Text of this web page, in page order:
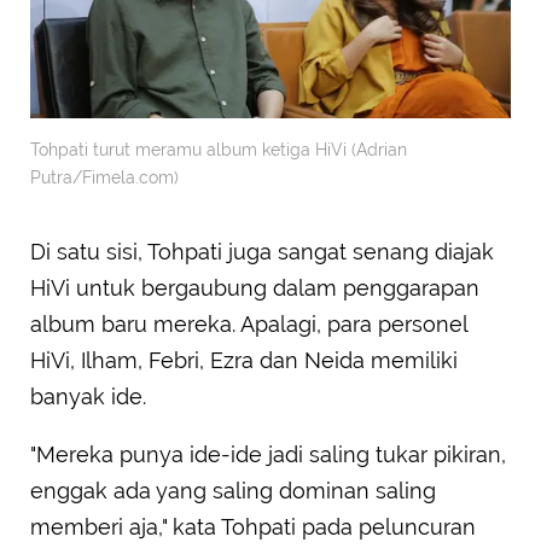
Tohpati turut meramu album ketiga HiVi (Adrian
Putra/Fimela.com)
Di satu sisi, Tohpati juga sangat senang diajak
HiVi untuk bergaubung dalam penggarapan
album baru mereka. Apalagi, para personel
HiVi, Ilham, Febri, Ezra dan Neida memiliki
banyak ide.
"Mereka punya ide-ide jadi saling tukar pikiran,
enggak ada yang saling dominan saling
memberi aja," kata Tohpati pada peluncuran